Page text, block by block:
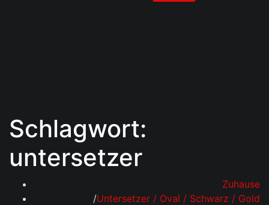
Schlagwort:
untersetzer
Zuhause
Untersetzer / Oval / Schwarz / Gold